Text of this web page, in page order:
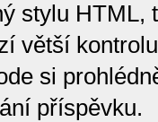
stylu HTML,
větší
si
příspěvku.